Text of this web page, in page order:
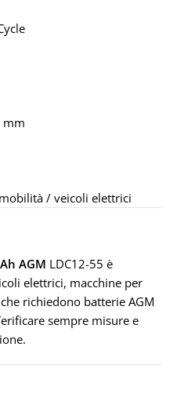
mm
/ veicoli elettrici
AGM LDC12-55 è
elettrici, macchine per
richiedono batterie AGM
sempre misure e